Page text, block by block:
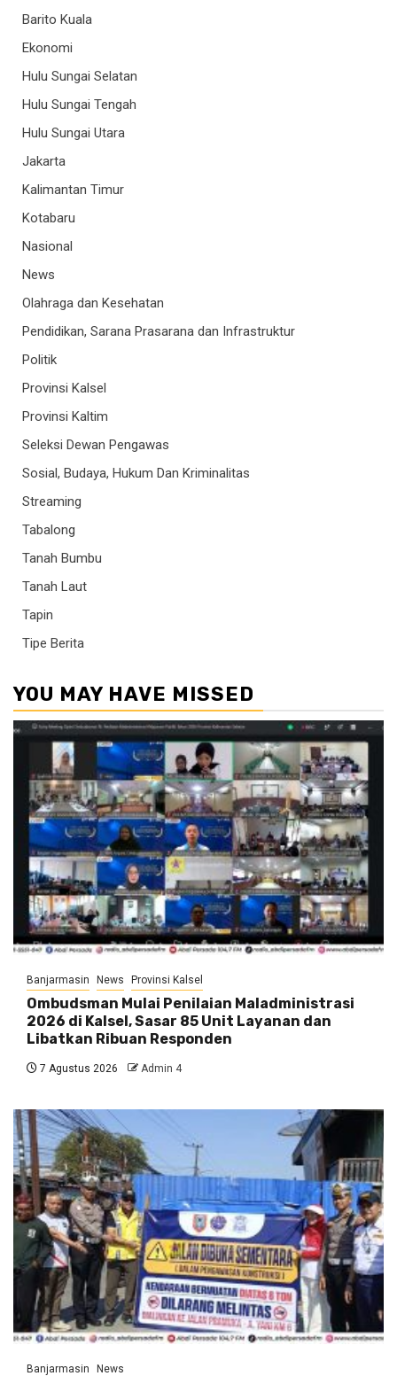
Barito Kuala
Ekonomi
Hulu Sungai Selatan
Hulu Sungai Tengah
Hulu Sungai Utara
Jakarta
Kalimantan Timur
Kotabaru
Nasional
News
Olahraga dan Kesehatan
Pendidikan, Sarana Prasarana dan Infrastruktur
Politik
Provinsi Kalsel
Provinsi Kaltim
Seleksi Dewan Pengawas
Sosial, Budaya, Hukum Dan Kriminalitas
Streaming
Tabalong
Tanah Bumbu
Tanah Laut
Tapin
Tipe Berita
YOU MAY HAVE MISSED
Banjarmasin News Provinsi Kalsel
Ombudsman Mulai Penilaian Maladministrasi
2026 di Kalsel, Sasar 85 Unit Layanan dan
Libatkan Ribuan Responden
7 Agustus 2026 Admin 4
Banjarmasin News